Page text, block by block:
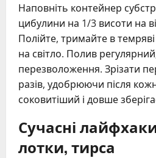
Наповніть контейнер
цибулини на 1/3 висоти на
Полійте, тримайте в
на світло. Полив
перезволоження. Зрізати
разів, удобрюючи після
соковитіший і довше
Сучасні
лотки, тирса